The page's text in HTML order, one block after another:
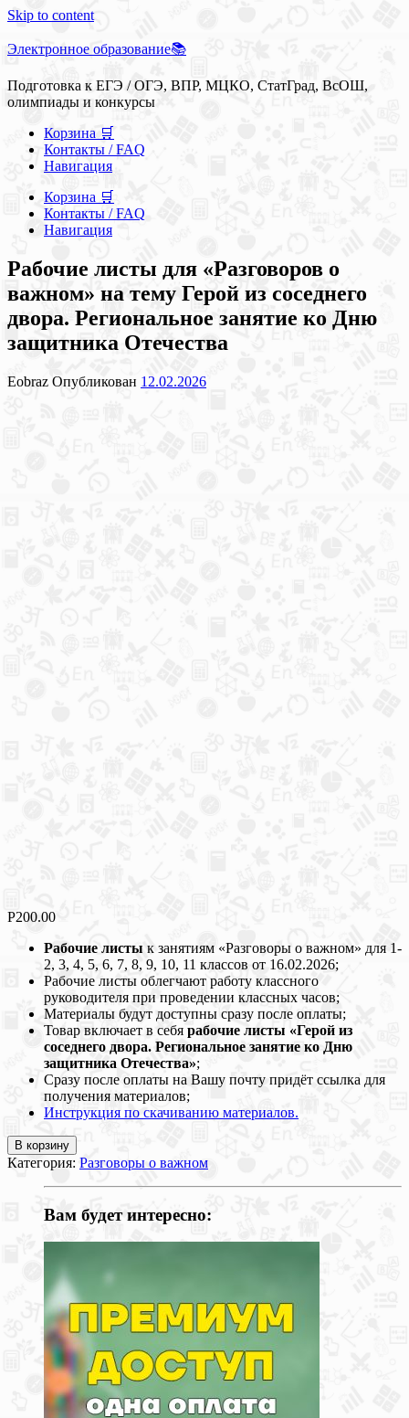
Skip to content
Электронное образование📚
Подготовка к ЕГЭ / ОГЭ, ВПР, МЦКО, СтатГрад, ВсОШ,
олимпиады и конкурсы
Корзина 🛒
Контакты / FAQ
Навигация
Корзина 🛒
Контакты / FAQ
Навигация
Рабочие листы для «Разговоров о
важном» на тему Герой из соседнего
двора. Региональное занятие ко Дню
защитника Отечества
Eobraz Опубликован 12.02.2026
Р200.00
Рабочие листы к занятиям «Разговоры о важном» для 1-
2, 3, 4, 5, 6, 7, 8, 9, 10, 11 классов от 16.02.2026;
Рабочие листы облегчают работу классного
руководителя при проведении классных часов;
Материалы будут доступны сразу после оплаты;
Товар включает в себя рабочие листы «Герой из
соседнего двора. Региональное занятие ко Дню
защитника Отечества»;
Сразу после оплаты на Вашу почту придёт ссылка для
получения материалов;
Инструкция по скачиванию материалов.
В корзину
Категория: Разговоры о важном
Вам будет интересно: